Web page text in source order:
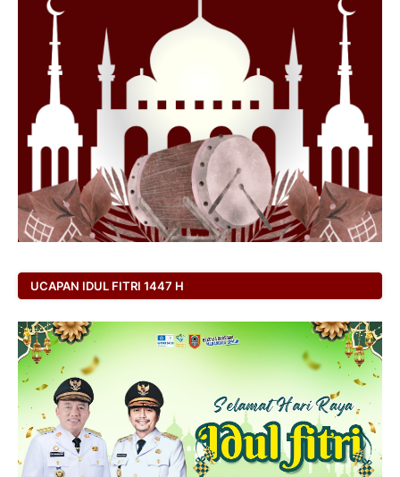
UCAPAN IDUL FITRI 1447 H